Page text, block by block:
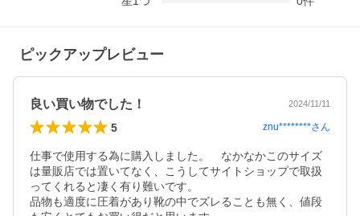
ピックアップレビュー
良い買い物でした！ 2024/11/11
5 znu********さん
仕事で使用する為に購入しました。　なかなかこのサイズ
は量販店では置いてなく、こうしてサイトショップで取扱
ってくれると凄く有り難いです。
品物も適度に圧着があり靴の中でズレることも無く、値段